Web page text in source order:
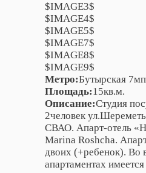
$IMAGE3$
$IMAGE4$
$IMAGE5$
$IMAGE7$
$IMAGE8$
$IMAGE9$
Метро:Бутырская 7мп
Площадь:15кв.м.
Описание:Студия
2человек
СВАО. Апарт-отель
Marina Roshcha.
двоих (+ребенок). Во
апартаментах